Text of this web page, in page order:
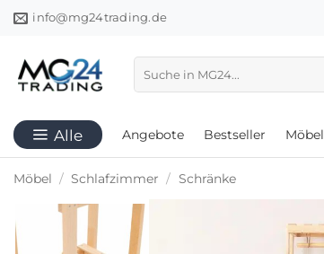
Zum
springen
info@mg24trading.de
nach:
Angebote Bestseller Möbel
Möbel / Schlafzimmer / Schränke